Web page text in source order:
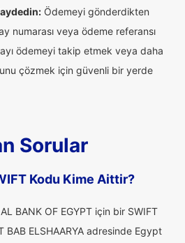
Ödemeyi gönderdikten
numarası veya ödeme referansı
ödemeyi takip etmek veya daha
çözmek için güvenli bir yerde
Sorular
Kodu Kime Aittir?
BANK OF EGYPT için bir SWIFT
BAB ELSHAARYA adresinde Egypt